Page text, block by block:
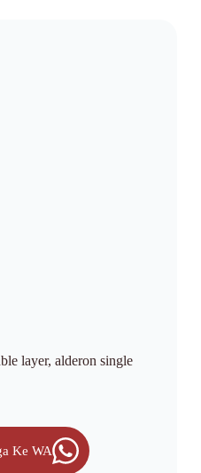
layer, alderon single
Ke WA